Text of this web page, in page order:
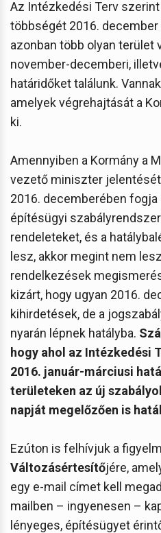
Az Intézkedési Terv
többségét 2016.
azonban több olyan terület
november-decemberi,
határidőket találunk.
amelyek végrehajtását a
ki.
Amennyiben a Kormány a
vezető miniszter
2016. decemberében fogja
építésügyi
rendeleteket, és a
lesz, akkor megint nem
rendelkezések
kizárt, hogy ugyan 2016.
kihirdetések, de a
nyarán lépnek hatályba.
hogy ahol az Intézkedési
2016. január-márciusi
területeken az új
napját megelőzően is
Ezúton is felhívjuk a
Változásértesítőjére,
egy e-mail címet kell
mailben – ingyenesen –
lényeges, építésügyet